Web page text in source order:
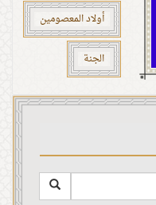
أولاد المعصومين
الجنة